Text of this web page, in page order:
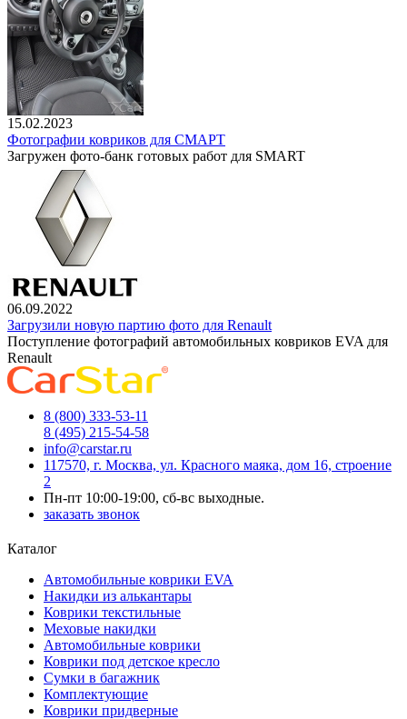
15.02.2023
Фотографии ковриков для СМАРТ
Загружен фото-банк готовых работ для SMART
06.09.2022
Загрузили новую партию фото для Renault
Поступление фотографий автомобильных ковриков EVA для
Renault
8 (800) 333-53-11
8 (495) 215-54-58
info@carstar.ru
117570, г. Москва, ул. Красного маяка, дом 16, строение
2
Пн-пт 10:00-19:00, сб-вс выходные.
заказать звонок
Каталог
Автомобильные коврики EVA
Накидки из алькантары
Коврики текстильные
Меховые накидки
Автомобильные коврики
Коврики под детское кресло
Сумки в багажник
Комплектующие
Коврики придверные